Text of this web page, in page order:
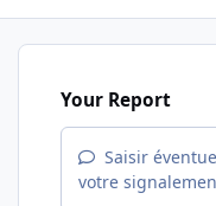
Your Report
Saisir
votre